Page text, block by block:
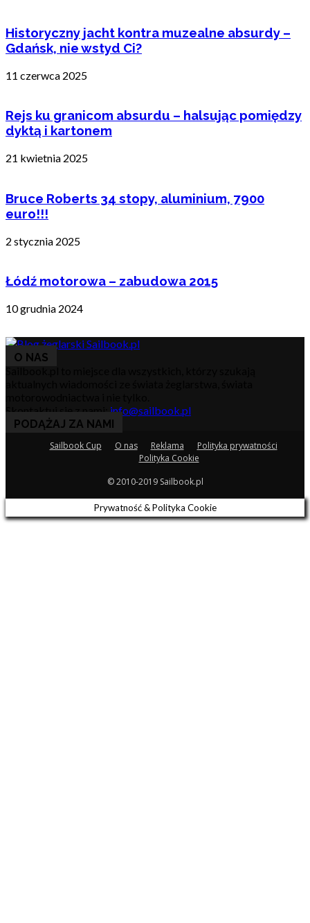
Historyczny jacht kontra muzealne absurdy –
Gdańsk, nie wstyd Ci?
11 czerwca 2025
Rejs ku granicom absurdu – halsując pomiędzy
dyktą i kartonem
21 kwietnia 2025
Bruce Roberts 34 stopy, aluminium, 7900
euro!!!
2 stycznia 2025
Łódź motorowa – zabudowa 2015
10 grudnia 2024
O NAS
Sailbook.pl to miejsce dla wszystkich, którzy szukają
Skontaktuj się z nami: info@sailbook.pl
PODĄŻAJ ZA NAMI
Sailbook Cup O nas Reklama
Polityka prywatności
Polityka Cookie
© 2010-2019 Sailbook.pl
Prywatność & Polityka Cookie